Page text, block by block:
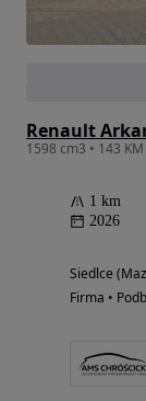
Renault
1598 cm3 • 143
1 km
2026
Siedlce
Firma •